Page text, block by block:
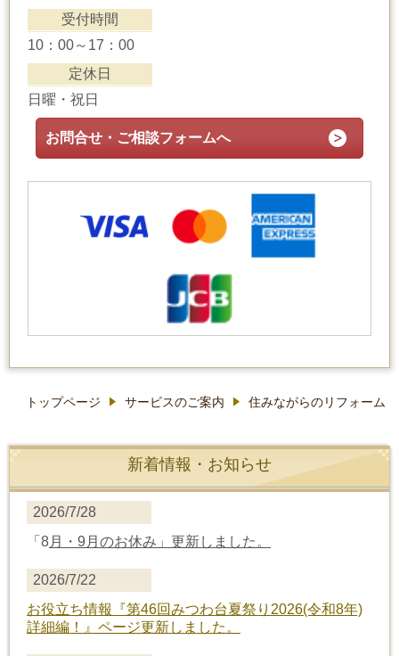
受付時間
10：00～17：00
定休日
日曜・祝日
お問合せ・ご相談フォームへ
トップページ サービスのご案内 住みながらのリフォーム
新着情報・お知らせ
2026/7/28
「8月・9月のお休み」更新しました。
2026/7/22
お役立ち情報
『第46回みつわ台夏祭り2026(令和8年)
詳細編！』 ページ更新しました。